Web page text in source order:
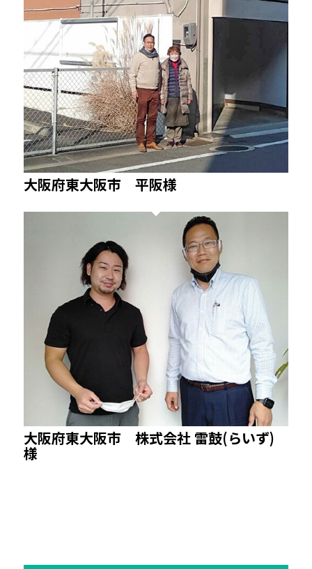
大阪府東大阪市 平阪様
大阪府東大阪市 株式会社 雷鼓(らいず)
様